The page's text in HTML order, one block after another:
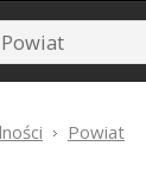
Powiat